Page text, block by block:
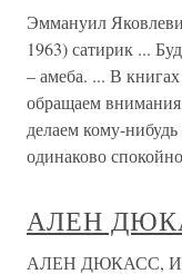
Эммануил
1963) сатирик ...
– амеба. ... В
обращаем
делаем кому-
одинаково спокойно
АЛЕН
АЛЕН ДЮКАСС,